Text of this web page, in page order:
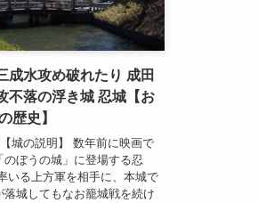
成水攻め破れたり 成田
不落の浮き城 忍城【お
歴史】
【城の説明】 数年前に映画で
のぼうの城」に登場する忍
いる上方軍を相手に、本城で
落城してもなお籠城戦を続け